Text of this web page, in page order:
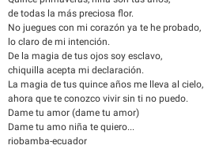
de todas la más preciosa flor.
No juegues con mi corazón ya te he probado,
lo claro de mi intención.
De la magia de tus ojos soy esclavo,
chiquilla acepta mi declaración.
La magia de tus quince años me lleva al cielo,
ahora que te conozco vivir sin ti no puedo.
Dame tu amor (dame tu amor)
Dame tu amo niña te quiero...
riobamba-ecuador